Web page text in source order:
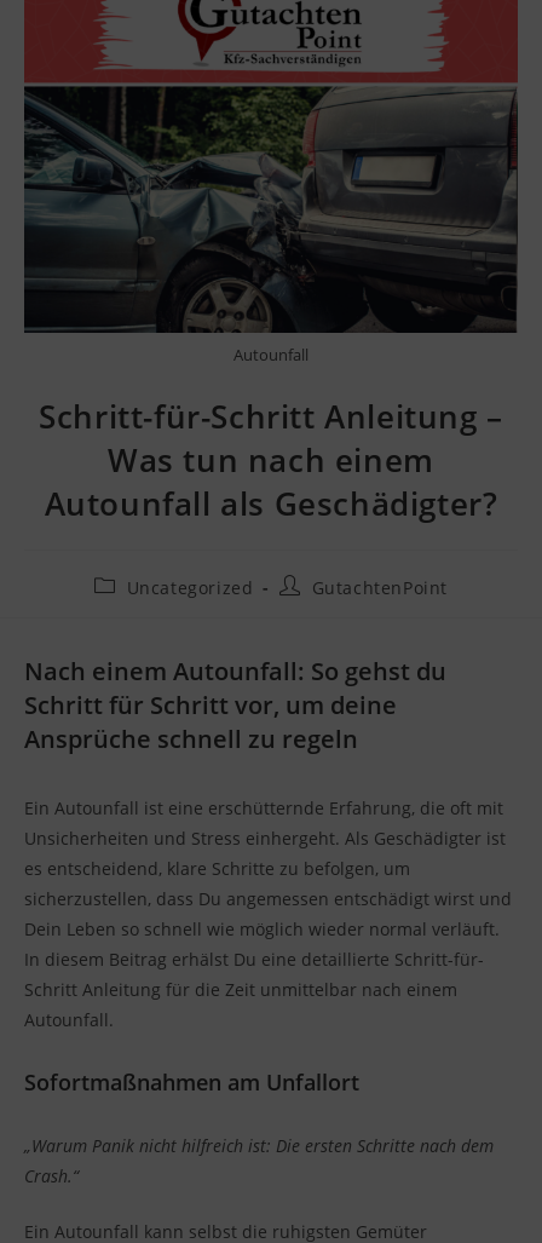
Autounfall
Schritt-für-Schritt Anleitung –
Was tun nach einem
Autounfall als Geschädigter?
Uncategorized GutachtenPoint
Nach einem Autounfall: So gehst du
Schritt für Schritt vor, um deine
Ansprüche schnell zu regeln
Ein Autounfall ist eine erschütternde Erfahrung, die oft mit
Unsicherheiten und Stress einhergeht. Als Geschädigter ist
es entscheidend, klare Schritte zu befolgen, um
sicherzustellen, dass Du angemessen entschädigt wirst und
Dein Leben so schnell wie möglich wieder normal verläuft.
In diesem Beitrag erhälst Du eine detaillierte Schritt-für-
Schritt Anleitung für die Zeit unmittelbar nach einem
Autounfall.
Sofortmaßnahmen am Unfallort
„Warum Panik nicht hilfreich ist: Die ersten Schritte nach dem
Crash.“
Ein Autounfall kann selbst die ruhigsten Gemüter